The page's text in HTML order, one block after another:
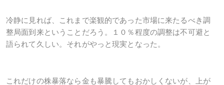
冷静に見れば、これまで楽観的であった市場に来たるべき調
整局面到来ということだろう。１０％程度の調整は不可避と
語られて久しい。それがやっと現実となった。
これだけの株暴落なら金も暴騰してもおかしくないが、上が